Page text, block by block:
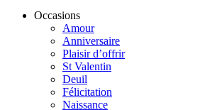
Occasions
Amour
Anniversaire
Plaisir d’offrir
St Valentin
Deuil
Félicitation
Naissance